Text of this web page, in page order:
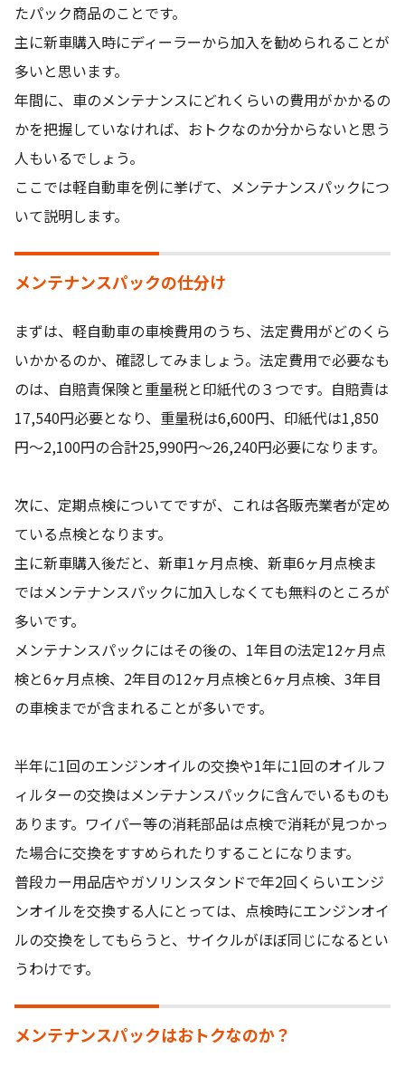
たパック商品のことです。
主に新車購入時にディーラーから加入を勧められることが
多いと思います。
年間に、車のメンテナンスにどれくらいの費用がかかるの
かを把握していなければ、おトクなのか分からないと思う
人もいるでしょう。
ここでは軽自動車を例に挙げて、メンテナンスパックにつ
いて説明します。
メンテナンスパックの仕分け
まずは、軽自動車の車検費用のうち、法定費用がどのくら
いかかるのか、確認してみましょう。法定費用で必要なも
のは、自賠責保険と重量税と印紙代の３つです。自賠責は
17,540円必要となり、重量税は6,600円、印紙代は1,850
円〜2,100円の合計25,990円〜26,240円必要になります。
次に、定期点検についてですが、これは各販売業者が定め
ている点検となります。
主に新車購入後だと、新車1ヶ月点検、新車6ヶ月点検ま
ではメンテナンスパックに加入しなくても無料のところが
多いです。
メンテナンスパックにはその後の、1年目の法定12ヶ月点
検と6ヶ月点検、2年目の12ヶ月点検と6ヶ月点検、3年目
の車検までが含まれることが多いです。
半年に1回のエンジンオイルの交換や1年に1回のオイルフ
ィルターの交換はメンテナンスパックに含んでいるものも
あります。ワイパー等の消耗部品は点検で消耗が見つかっ
た場合に交換をすすめられたりすることになります。
普段カー用品店やガソリンスタンドで年2回くらいエンジ
ンオイルを交換する人にとっては、点検時にエンジンオイ
ルの交換をしてもらうと、サイクルがほぼ同じになるとい
うわけです。
メンテナンスパックはおトクなのか？